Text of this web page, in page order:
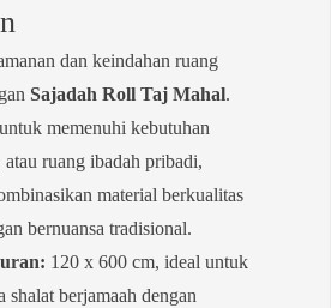
dan keindahan ruang
Sajadah Roll Taj Mahal.
memenuhi kebutuhan
ruang ibadah pribadi,
material berkualitas
bernuansa tradisional.
120 x 600 cm, ideal untuk
shalat berjamaah dengan